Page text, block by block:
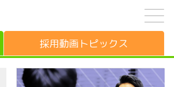
採用動画 トピックス